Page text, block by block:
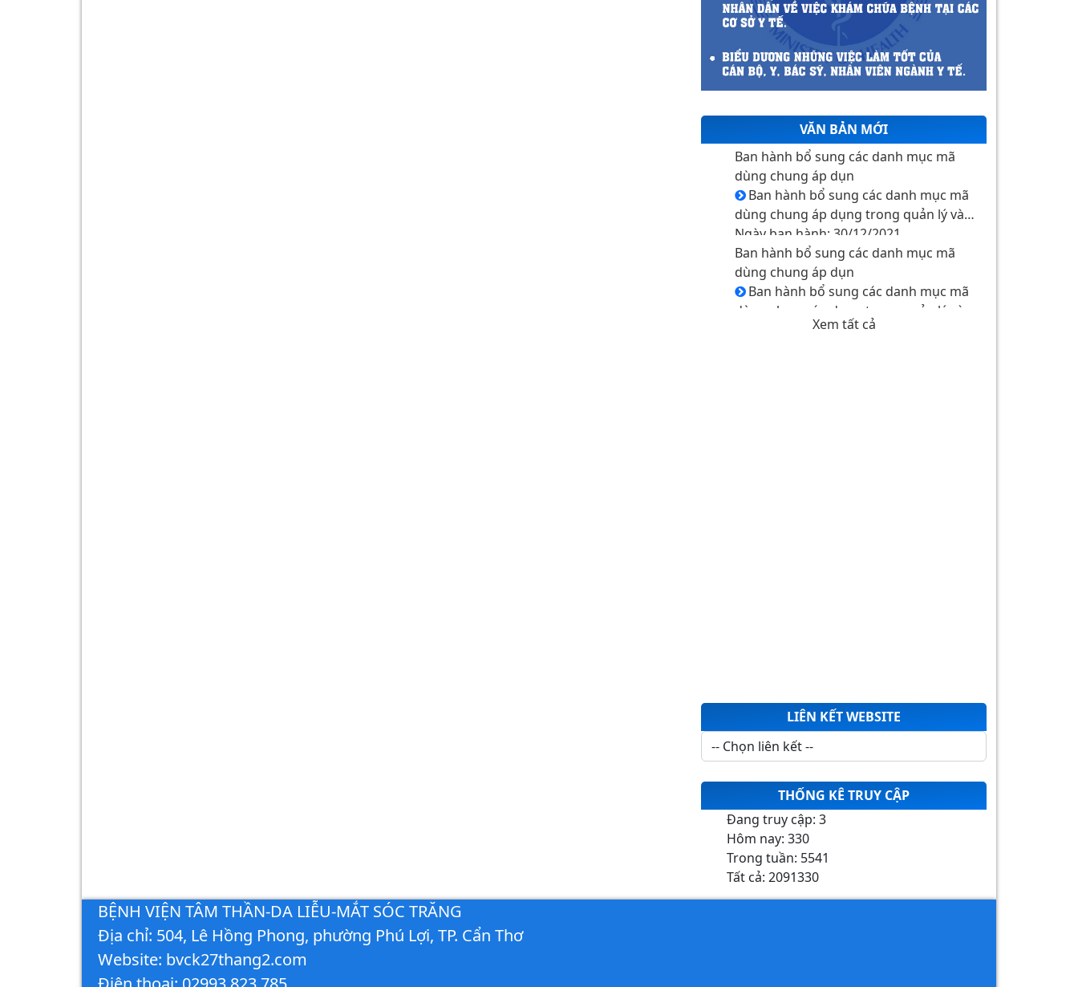
10. BẢN TIN AN TOÀN Y TẾ SỐ 2-2024
VĂN BẢN MỚI
Ban hành bổ sung các danh mục mã
dùng chung áp dụn
Ban hành bổ sung các danh mục mã
dùng chung áp dụng trong quản lý và
giám định, thanh toán chi phí khám
bệnh, chữa bệnh bảo hiểm y tế
Ngày ban hành: 30/12/2021
Ban hành bổ sung các danh mục mã
dùng chung áp dụn
Ban hành bổ sung các danh mục mã
dùng chung áp dụng trong quản lý và
giám định, thanh toán chi phí khám
Ngày ban hành: 30/12/2021
Xem tất cả
LIÊN KẾT WEBSITE
THỐNG KÊ TRUY CẬP
Đang truy cập: 3
Hôm nay: 330
Trong tuần: 5541
Tất cả: 2091330
BỆNH VIỆN TÂM THẦN-DA LIỄU-MẮT SÓC TRĂNG
Địa chỉ: 504, Lê Hồng Phong, phường Phú Lợi, TP. Cẩn Thơ
Website: bvck27thang2.com